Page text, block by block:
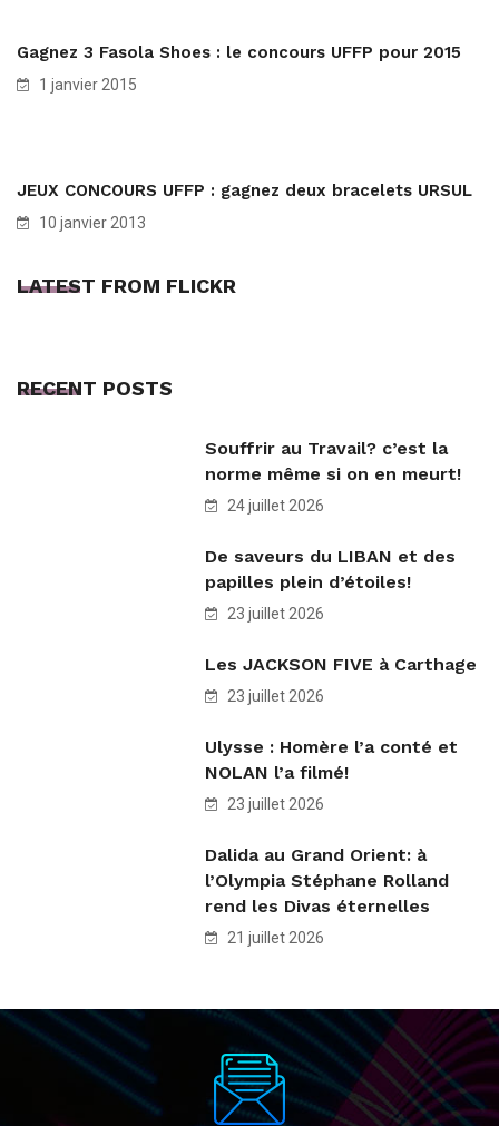
Gagnez 3 Fasola Shoes : le concours UFFP pour 2015
1 janvier 2015
JEUX CONCOURS UFFP : gagnez deux bracelets URSUL
10 janvier 2013
LATEST FROM FLICKR
RECENT POSTS
Souffrir au Travail? c’est la
norme même si on en meurt!
24 juillet 2026
De saveurs du LIBAN et des
papilles plein d’étoiles!
23 juillet 2026
Les JACKSON FIVE à Carthage
23 juillet 2026
Ulysse : Homère l’a conté et
NOLAN l’a filmé!
23 juillet 2026
Dalida au Grand Orient: à
l’Olympia Stéphane Rolland
rend les Divas éternelles
21 juillet 2026